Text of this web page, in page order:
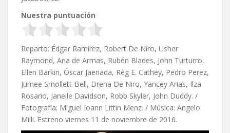
Nuestra puntuación
Reparto: Édgar Ramírez, Robert De Niro, Usher
Raymond, Ana de Armas, Rubén Blades, John Turturro,
Ellen Barkin, Óscar Jaenada, Reg E. Cathey, Pedro Perez,
Jurnee Smollett-Bell, Drena De Niro, Yancey Arias, Ilza
Rosario, Janelle Davidson, Robb Skyler, John Duddy. /
Fotografía: Miguel Ioann Littin Menz. / Música: Angelo
Milli. Estreno viernes 11 de noviembre de 2016.